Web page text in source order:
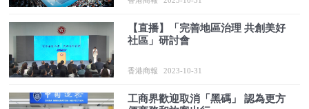
【直播】「完善地區治理 共創美好
社區」研討會
香港商報 2023-10-31
工商界歡迎取消「黑碼」 認為更方